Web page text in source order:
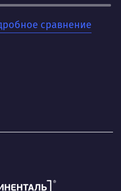
для дальнейшего
результатов.
сравнение